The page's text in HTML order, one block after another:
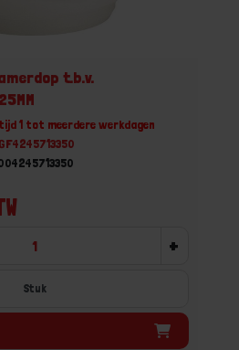
t.b.v.
1 tot meerdere werkdagen
+
Stuk